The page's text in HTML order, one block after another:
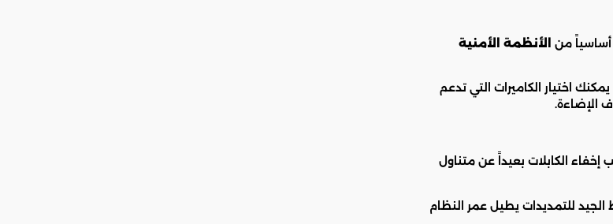
أساسياً من
الأنظمة الأمنية
اختيار الكاميرات التي تدعم
الإضاءة.
إخفاء الكابلات بعيداً عن متناول
الجيد للتمديدات يطيل عمر النظام